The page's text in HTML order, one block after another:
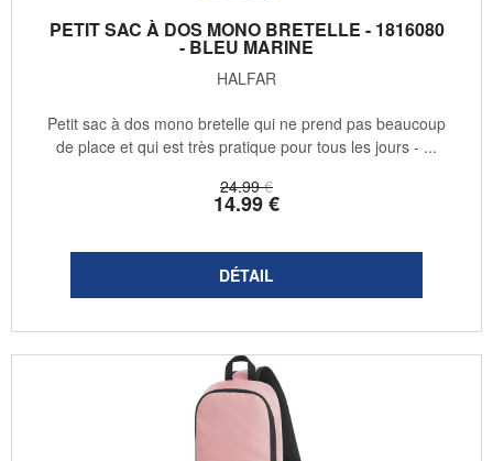
PETIT SAC À DOS MONO BRETELLE - 1816080
- BLEU MARINE
HALFAR
24.99 €
14.99€
Petit sac à dos mono bretelle qui ne prend pas beaucoup
de place et qui est très pratique pour tous les jours - ...